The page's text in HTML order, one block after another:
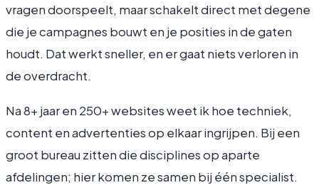
vragen doorspeelt, maar schakelt direct met degene
die je campagnes bouwt en je posities in de gaten
houdt. Dat werkt sneller, en er gaat niets verloren in
de overdracht.
Na 8+ jaar en 250+ websites weet ik hoe techniek,
content en advertenties op elkaar ingrijpen. Bij een
groot bureau zitten die disciplines op aparte
afdelingen; hier komen ze samen bij één specialist.